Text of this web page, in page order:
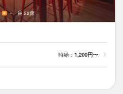
－ 22席
時給： 1,200円〜